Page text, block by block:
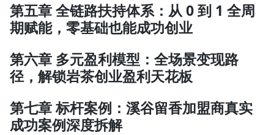
第五章 全链路扶持体系：从 0 到 1 全周
期赋能，零基础也能成功创业
第六章 多元盈利模型：全场景变现路
径，解锁岩茶创业盈利天花板
第七章 标杆案例：溪谷留香加盟商真实
成功案例深度拆解